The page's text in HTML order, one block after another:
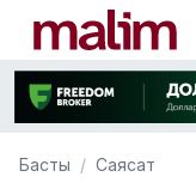
Басты Саясат